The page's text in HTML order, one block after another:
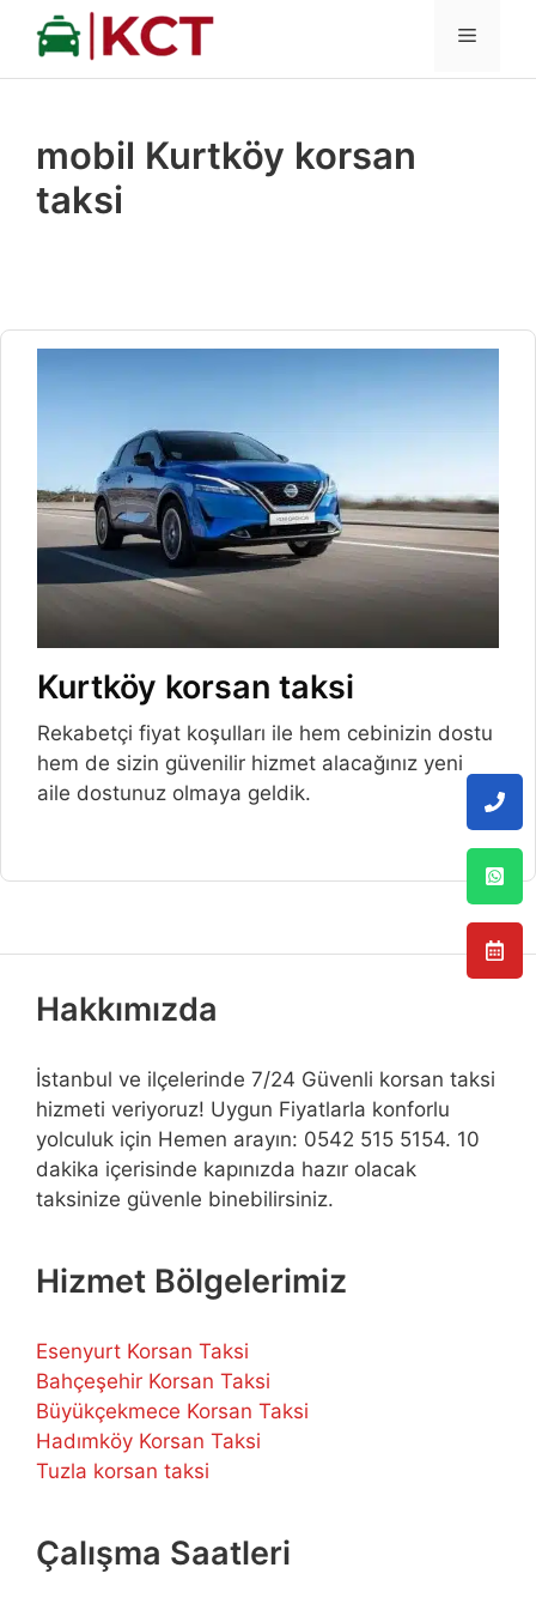
İçeriğe
MENÜ
mobil Kurtköy korsan
taksi
Kurtköy korsan taksi
Rekabetçi fiyat koşulları ile hem cebinizin dostu
hem de sizin güvenilir hizmet alacağınız yeni
aile dostunuz olmaya geldik.
Hakkımızda
İstanbul ve ilçelerinde 7/24 Güvenli korsan taksi
hizmeti veriyoruz! Uygun Fiyatlarla konforlu
yolculuk için Hemen arayın: 0542 515 5154. 10
dakika içerisinde kapınızda hazır olacak
taksinize güvenle binebilirsiniz.
Hizmet Bölgelerimiz
Esenyurt Korsan Taksi
Bahçeşehir Korsan Taksi
Büyükçekmece Korsan Taksi
Hadımköy Korsan Taksi
Tuzla korsan taksi
Çalışma Saatleri